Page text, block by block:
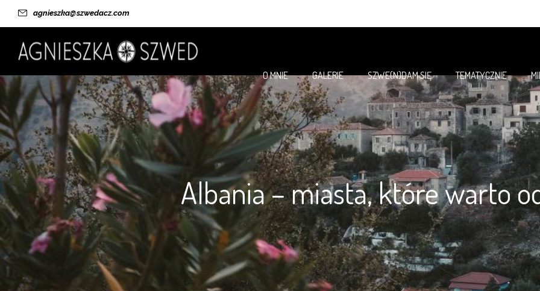
agnieszka@szwedacz.com
O MNIE GALERIE SZWE(N)DAM SIĘ TEMATYCZNIE
Albania – miasta, które warto